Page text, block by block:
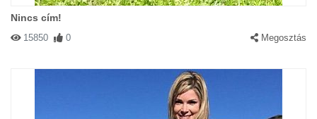
Nincs cím!
15850 0 Megosztás